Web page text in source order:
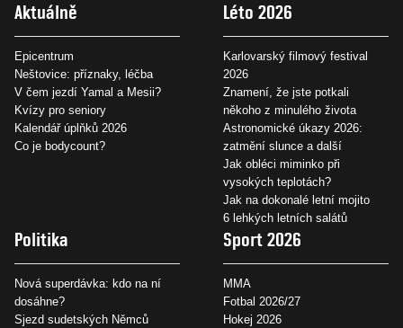
Aktuálně
Epicentrum
Neštovice: příznaky, léčba
V čem jezdí Yamal a Mesii?
Kvízy pro seniory
Kalendář úplňků 2026
Co je bodycount?
Léto 2026
Karlovarský filmový festival
2026
Znamení, že jste potkali
někoho z minulého života
Astronomické úkazy 2026:
zatmění slunce a další
Jak obléci miminko při
vysokých teplotách?
Jak na dokonalé letní mojito
6 lehkých letních salátů
Politika
Nová superdávka: kdo na ní
dosáhne?
Sjezd sudetských Němců
Sport 2026
MMA
Fotbal 2026/27
Hokej 2026